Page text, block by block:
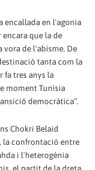
encallada en l'agonia
que la de
vora de l'abisme. De
tanta com la
fa tres anys la
moment Tunísia
democràtica”.
Chokri Belaid
la confrontació entre
i l'heterogènia
el partit de la dreta